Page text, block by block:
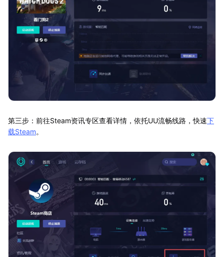
第三步：前往Steam资讯专区查看详情，依托UU流畅线路，快速下
载Steam。